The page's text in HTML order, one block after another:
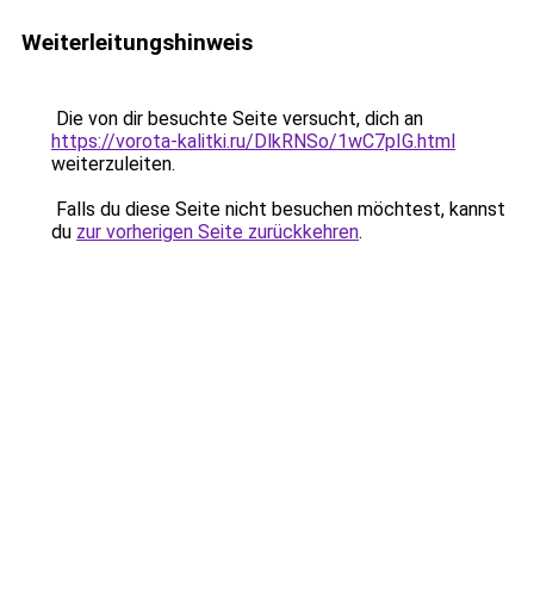
Weiterleitungshinweis
Die von dir besuchte Seite versucht, dich an
https://vorota-kalitki.ru/DlkRNSo/1wC7pIG.html
weiterzuleiten.
Falls du diese Seite nicht besuchen möchtest, kannst
du zur vorherigen Seite zurückkehren.